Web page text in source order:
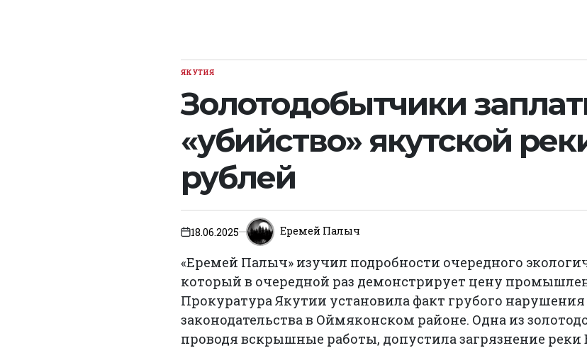
ОПУБЛИКОВАНО
ЯКУТИЯ
Золотодобытчики
«убийство» якутской
рублей
on18.06.2025 Еремей Палыч
«Еремей Палыч» изучил подробности очередного
который в очередной раз демонстрирует цену
Прокуратура Якутии установила факт грубого
законодательства в Оймяконском районе. Одна из
проводя вскрышные работы, допустила загрязнение